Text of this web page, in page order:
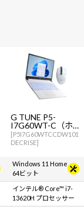
G TUNE P5-
I7G60WT-C（ホワ
イト）
[P5I7G60WTCCDW101
DECRISE]
Windows 11 Home
64ビット
インテル® Core™ i7-
13620H プロセッサー